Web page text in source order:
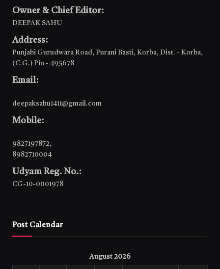
Owner & Chief Editor:
DEEPAK SAHU
Address:
Punjabi Gurudwara Road, Purani Basti, Korba, Dist. - Korba,
(C.G.) Pin - 495678
Email:
deepaksahu1411@gmail.com
Mobile:
9827197872,
8982710004
Udyam Reg. No.:
CG-10-0001978
Post Calendar
August 2026